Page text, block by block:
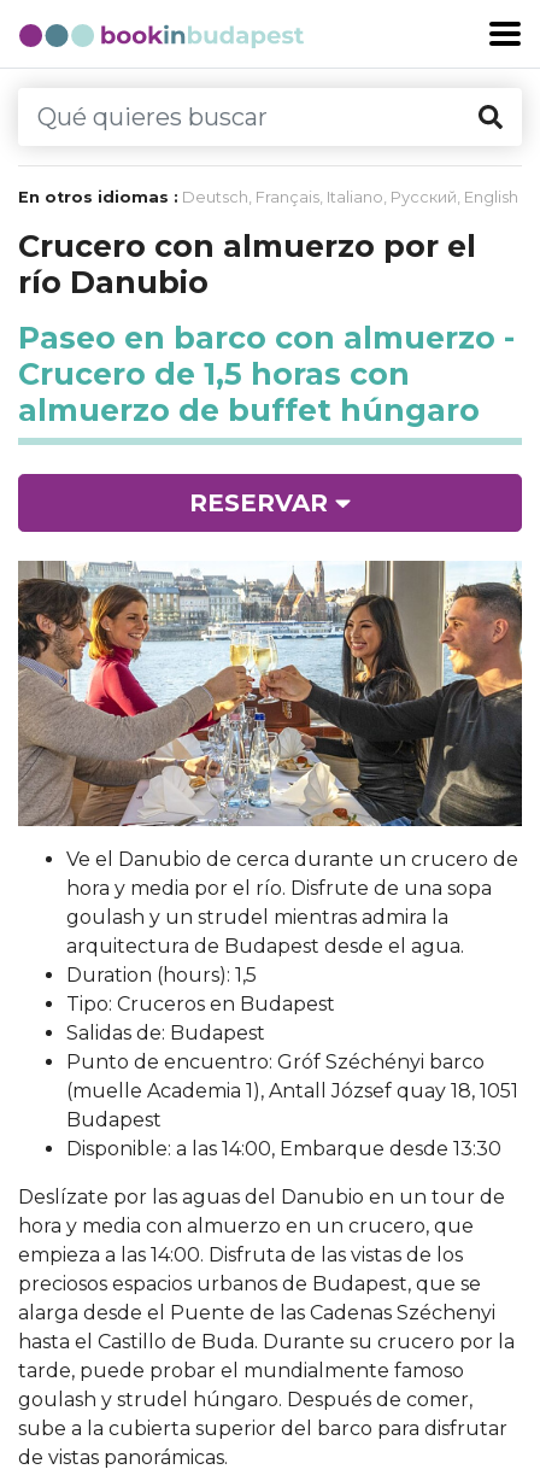
En otros idiomas : Deutsch, Français, Italiano, Русский, English
Crucero con almuerzo por el
río Danubio
Paseo en barco con almuerzo -
Crucero de 1,5 horas con
almuerzo de buffet húngaro
Ve el Danubio de cerca durante un crucero de
hora y media por el río. Disfrute de una sopa
goulash y un strudel mientras admira la
arquitectura de Budapest desde el agua.
Duration (hours): 1,5
Tipo: Cruceros en Budapest
Salidas de: Budapest
Punto de encuentro: Gróf Széchényi barco
(muelle Academia 1), Antall József quay 18, 1051
Budapest
Disponible: a las 14:00, Embarque desde 13:30
Deslízate por las aguas del Danubio en un tour de
hora y media con almuerzo en un crucero, que
empieza a las 14:00. Disfruta de las vistas de los
preciosos espacios urbanos de Budapest, que se
alarga desde el Puente de las Cadenas Széchenyi
hasta el Castillo de Buda. Durante su crucero por la
tarde, puede probar el mundialmente famoso
goulash y strudel húngaro. Después de comer,
sube a la cubierta superior del barco para disfrutar
de vistas panorámicas.
RESERVAR